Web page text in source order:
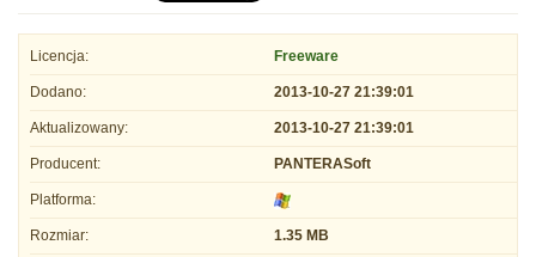
Licencja: Freeware
Dodano: 2013-10-27 21:39:01
Aktualizowany: 2013-10-27 21:39:01
Producent: PANTERASoft
Platforma:
Rozmiar: 1.35 MB